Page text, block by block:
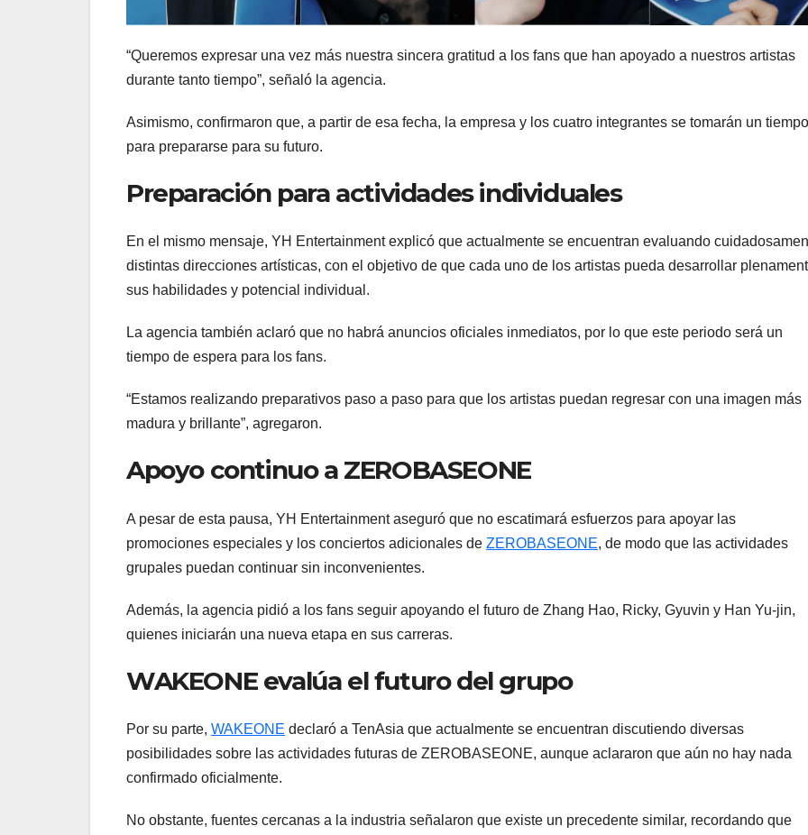
“Queremos expresar una vez más nuestra sincera gratitud a los fans que han apoyado a nuestros artistas
durante tanto tiempo”, señaló la agencia.
Asimismo, confirmaron que, a partir de esa fecha, la empresa y los cuatro integrantes se tomarán un tiempo
para prepararse para su futuro.
Preparación para actividades individuales
En el mismo mensaje, YH Entertainment explicó que actualmente se encuentran evaluando
distintas direcciones artísticas, con el objetivo de que cada uno de los artistas pueda desarrollar
sus habilidades y potencial individual.
La agencia también aclaró que no habrá anuncios oficiales inmediatos, por lo que este periodo será un
tiempo de espera para los fans.
“Estamos realizando preparativos paso a paso para que los artistas puedan regresar con una imagen más
madura y brillante”, agregaron.
Apoyo continuo a ZEROBASEONE
A pesar de esta pausa, YH Entertainment aseguró que no escatimará esfuerzos para apoyar las
promociones especiales y los conciertos adicionales de ZEROBASEONE, de modo que las actividades
grupales puedan continuar sin inconvenientes.
Además, la agencia pidió a los fans seguir apoyando el futuro de Zhang Hao, Ricky, Gyuvin y Han Yu-jin,
quienes iniciarán una nueva etapa en sus carreras.
WAKEONE evalúa el futuro del grupo
Por su parte, WAKEONE declaró a TenAsia que actualmente se encuentran discutiendo diversas
posibilidades sobre las actividades futuras de ZEROBASEONE, aunque aclararon que aún no hay nada
confirmado oficialmente.
No obstante, fuentes cercanas a la industria señalaron que existe un precedente similar, recordando que